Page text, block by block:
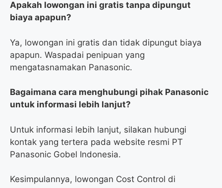
Apakah lowongan ini gratis tanpa dipungut
biaya apapun?
Ya, lowongan ini gratis dan tidak dipungut biaya
apapun. Waspadai penipuan yang
mengatasnamakan Panasonic.
Bagaimana cara menghubungi pihak Panasonic
untuk informasi lebih lanjut?
Untuk informasi lebih lanjut, silakan hubungi
kontak yang tertera pada website resmi PT
Panasonic Gobel Indonesia.
Kesimpulannya, lowongan Cost Control di